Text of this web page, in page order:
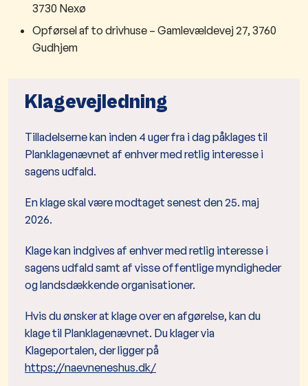
3730 Nexø
Opførsel af to drivhuse – Gamlevældevej 27, 3760
Gudhjem
Klagevejledning
Tilladelserne kan inden 4 uger fra i dag påklages til
Planklagenævnet af enhver med retlig interesse i
sagens udfald.
En klage skal være modtaget senest den 25. maj
2026.
Klage kan indgives af enhver med retlig interesse i
sagens udfald samt af visse offentlige myndigheder
og landsdækkende organisationer.
Hvis du ønsker at klage over en afgørelse, kan du
klage til Planklagenævnet. Du klager via
Klageportalen, der ligger på
https://naevneneshus.dk/